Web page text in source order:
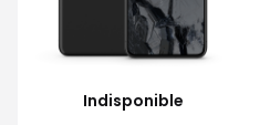
Indisponible